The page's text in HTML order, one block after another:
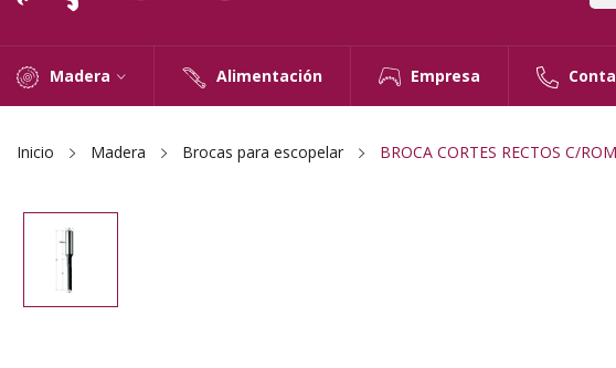
Madera Alimentación Empresa
Inicio Madera Brocas para escopelar BROCA CORTES RECTOS C/